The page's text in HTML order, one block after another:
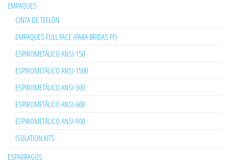
EMPAQUES
CINTA DE TEFLÓN
EMPAQUES FULL FACE (PARA BRIDAS FF)
ESPIROMETÁLICO ANSI-150
ESPIROMETÁLICO ANSI-1500
ESPIROMETÁLICO ANSI-300
ESPIROMETÁLICO ANSI-600
ESPIROMETÁLICO ANSI-900
ISOLATION KITS
ESPARRAGOS